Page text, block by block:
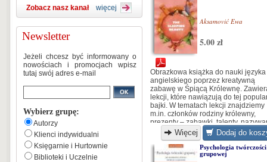
Zobacz nasz kanał więcej
Newsletter
Jeżeli chcesz być informowany o
nowościach i promocjach wpisz
tutaj swój adres e-mail
Wybierz grupę:
Autorzy
Klienci indywidualni
Księgarnie i Hurtownie
Biblioteki i Uczelnie
Aksamović Ewa
5.00 zł
Obrazkowa książka do nauki języka
angielskiego poprzez kreatywną
zabawę w Śpiącą Królewnę.
lekcji, które nawiązują do tej
bajki. W tematach lekcji znajdziemy
m.in. członków rodziny królewny,
prezenty – zabawki, talenty,
konkretnych miejsc na zamku...
Więcej Dodaj do
Psychologia twórczości
grupowej